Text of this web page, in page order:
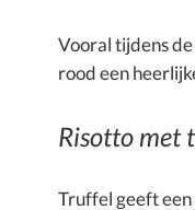
Vooral tijdens
rood een
Risotto met
Truffel geeft